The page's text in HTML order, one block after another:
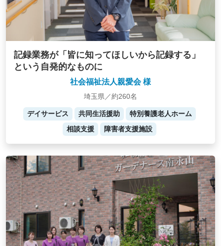
記録業務が「皆に知ってほしいから記録する」
という自発的なものに
社会福祉法人親愛会 様
埼玉県／約260名
デイサービス 共同生活援助
特別養護老人ホーム
相談支援
障害者支援施設